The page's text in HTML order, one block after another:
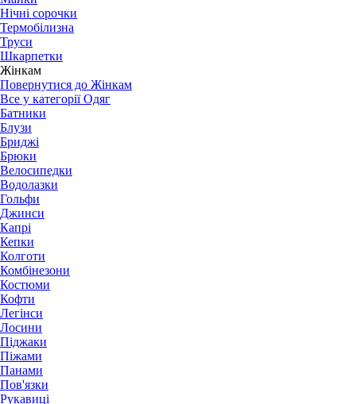
Нічні сорочки
Термобілизна
Труси
Шкарпетки
Жінкам
Повернутися до Жінкам
Все у категорії Одяг
Батники
Блузи
Бриджі
Брюки
Велосипедки
Водолазки
Гольфи
Джинси
Капрі
Кепки
Колготи
Комбінезони
Костюми
Кофти
Легінси
Лосини
Піджаки
Піжами
Панами
Пов'язки
Рукавиці